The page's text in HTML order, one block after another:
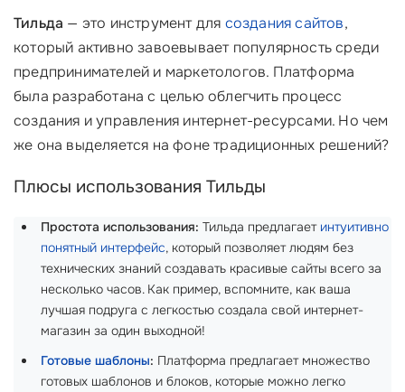
Тильда — это инструмент для создания сайтов,
который активно завоевывает популярность среди
предпринимателей и маркетологов. Платформа
была разработана с целью облегчить процесс
создания и управления интернет-ресурсами. Но чем
же она выделяется на фоне традиционных решений?
Плюсы использования Тильды
Простота использования: Тильда предлагает интуитивно
понятный интерфейс, который позволяет людям без
технических знаний создавать красивые сайты всего за
несколько часов. Как пример, вспомните, как ваша
лучшая подруга с легкостью создала свой интернет-
магазин за один выходной!
Готовые шаблоны: Платформа предлагает множество
готовых шаблонов и блоков, которые можно легко